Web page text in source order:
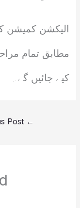
الیکشن کمیشن
مطابق تمام
کیے جائیں گے۔
←